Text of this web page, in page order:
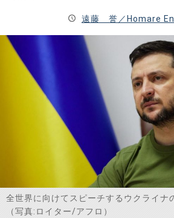
トップページ
研究員
研究所概要
遠藤 誉／Homare
全世界に向けてスピーチするウクライナ
（写真:ロイター/アフロ）